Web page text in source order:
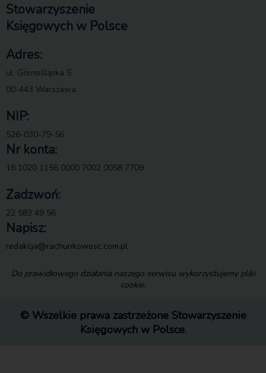
Stowarzyszenie
Księgowych w Polsce
Adres:
ul. Górnośląska 5
00-443 Warszawa
NIP:
526-030-79-56
Nr konta:
18 1020 1156 0000 7002 0058 7709
Zadzwoń:
22 583 49 56
Napisz:
redakcja@rachunkowosc.com.pl
Do prawidłowego działania naszego serwisu wykorzystujemy pliki
cookie.
© Wszelkie prawa zastrzeżone Stowarzyszenie
Księgowych w Polsce.